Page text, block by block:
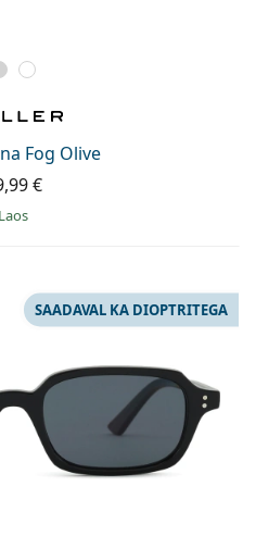
Fog Olive
€
Laos
SAADAVAL KA DIOPTRITEGA